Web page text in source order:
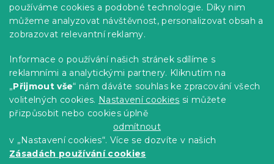
používáme cookies a podobné technologie. Díky nim
můžeme analyzovat návštěvnost, personalizovat obsah a
zobrazovat relevantní reklamy.
Informace o používání našich stránek sdílíme s
reklamními a analytickými partnery. Kliknutím na
„Přijmout vše“ nám dáváte souhlas ke zpracování všech
volitelných cookies. Nastavení cookies si můžete
přizpůsobit nebo cookies úplně
odmítnout
v „Nastavení cookies“. Více se dozvíte v našich
Zásadách používání cookies
Poptávky a B2B spolupráce
Proč se u nás registrovat?
Věrnostní program - Sleva až 10 %
Návody
Tabulky velikostí
Blog